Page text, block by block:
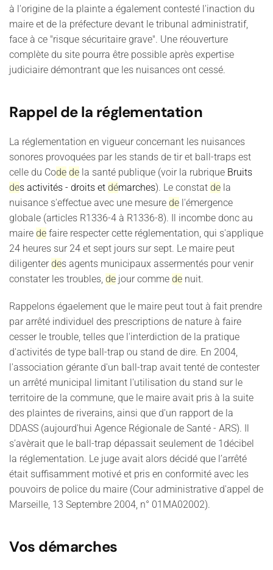
à l'origine de la plainte a également contesté l'inaction du
maire et de la préfecture devant le tribunal administratif,
face à ce "risque sécuritaire grave". Une réouverture
complète du site pourra être possible après expertise
judiciaire démontrant que les nuisances ont cessé.
Rappel de la réglementation
La réglementation en vigueur concernant les nuisances
sonores provoquées par les stands de tir et ball-traps est
celle du Code de la santé publique (voir la rubrique Bruits
des activités - droits et démarches). Le constat de la
nuisance s'effectue avec une mesure de l'émergence
globale (articles R1336-4 à R1336-8). Il incombe donc au
maire de faire respecter cette réglementation, qui s'applique
24 heures sur 24 et sept jours sur sept. Le maire peut
diligenter des agents municipaux assermentés pour venir
constater les troubles, de jour comme de nuit.
Rappelons égaelement que le maire peut tout à fait prendre
par arrêté individuel des prescriptions de nature à faire
cesser le trouble, telles que l'interdiction de la pratique
d'activités de type ball-trap ou stand de dire. En 2004,
l'association gérante d'un ball-trap avait tenté de contester
un arrêté municipal limitant l'utilisation du stand sur le
territoire de la commune, que le maire avait pris à la suite
des plaintes de riverains, ainsi que d'un rapport de la
DDASS (aujourd'hui Agence Régionale de Santé - ARS). Il
s’avèrait que le ball-trap dépassait seulement de 1décibel
la réglementation. Le juge avait alors décidé que l’arrêté
était suffisamment motivé et pris en conformité avec les
pouvoirs de police du maire (Cour administrative d'appel de
Marseille, 13 Septembre 2004, n° 01MA02002).
Vos démarches